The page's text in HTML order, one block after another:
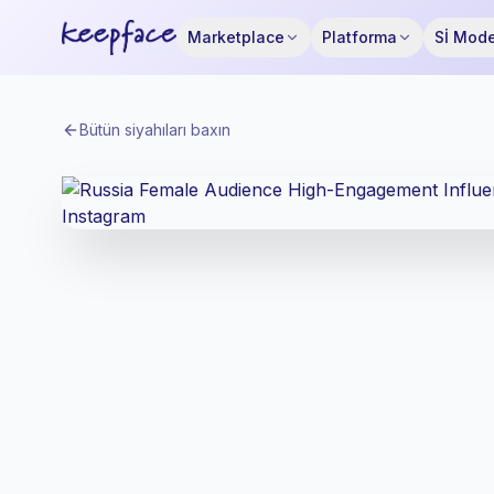
Marketplace Platforma Sİ
Bütün siyahıları baxın